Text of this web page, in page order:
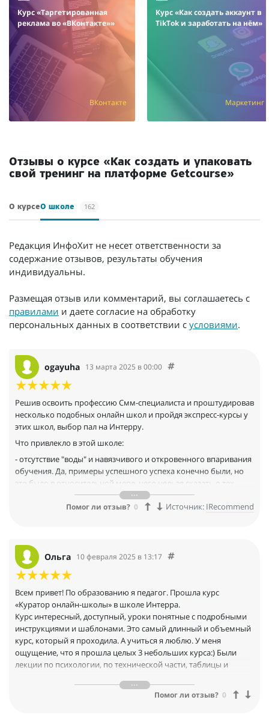
Курс «Таргетированная
реклама во «ВКонтакте»»
ВКонтакте
Курс «Как создать аккаунт в
TikTok и заработать на нём»
Маркетинг
Отзывы о курсе «Как создать и упаковать
свой тренинг на платформе Getcourse»
О курсеО школе 162
Редакция ИнфоХит не несет ответственности за
содержание отзывов, результаты обучения
индивидуальны.
Размещая отзыв или комментарий, вы соглашаетесь с
правилами и даете согласие на обработку
персональных данных в соответствии с условиями.
ogayuha 13 марта 2025 в 00:00
Решив освоить профессию Смм-специалиста и проштудировав
несколько подобных онлайн школ и пройдя экспресс-курсы у
этих школ, выбор пал на Интерру.
Что привлекло в этой школе:
- отсутствие "воды" и навязчивого и откровенного впаривания
обучения. Да, примеры успешного успеха конечно были, но
это было в относительной мере, чего нельзя сказать о тех
вариантах, что я смотрела ещё;
- спикеры показались мне достойными и опытными, мнение
- материалы и лекции классные, интересные, не понять может
только тот, кто не хочет понять, наполнение и в формате
презентаций, и видео, и методички, чего только нет;
- отдельно хочется выделить работу кураторов: всегда
вовремя, никаких просрочек в проверке домашек, вежливо и
корректно. К дз не придираются, мне было легко, только
иногда сильно лень)). Но понимание, что это нужно мне, а не
им, делает свое дело. От сюда вывод - если ты ответственный и
понимаешь зачем ты отдал круглую сумму за этот курс,
домашки делаешь для того, чтобы получить знания, а не
- крайне понравилось то, что нет жёстких сроков: купил курс
Помог ли отзыв? 0 Источник: IRecommend
Ольга 10 февраля 2025 в 13:17
Всем привет! По образованию я педагог. Прошла курс
«Куратор онлайн-школы» в школе Интерра.
Курс интересный, доступный, уроки понятные с подробными
инструкциями и шаблонами. Это самый длинный и объемный
курс, который я проходила. А учиться я люблю. У меня
ощущение, что я прошла целых 3 небольших курса:) Были
лекции по психологии, по технической части, таблицы и
Оформления документов для минимизации рисков.
Домашние задания подробные и иногда было сложно. Но я
Помог ли отзыв? 0